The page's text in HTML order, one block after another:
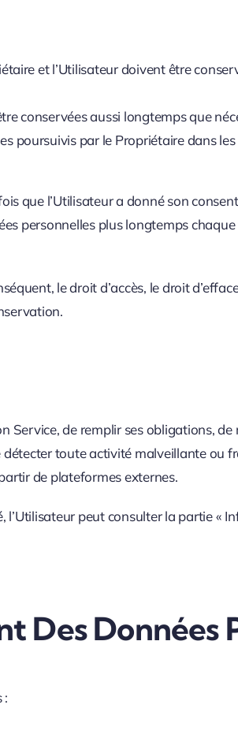
et l’Utilisateur doivent être
conservées aussi longtemps que
poursuivis par le Propriétaire dans
que l’Utilisateur a donné son
personnelles plus longtemps
le droit d’accès, le droit
Service, de remplir ses obligations,
toute activité malveillante ou
de plateformes externes.
peut consulter la partie «
Des Données
: